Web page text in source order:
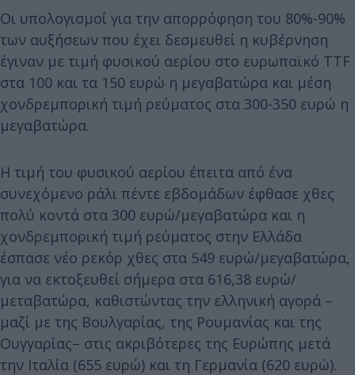
Οι υπολογισμοί για την απορρόφηση του 80%-90%
των αυξήσεων που έχει δεσμευθεί η κυβέρνηση
έγιναν με τιμή φυσικού αερίου στο ευρωπαϊκό ΤΤF
στα 100 και τα 150 ευρώ η μεγαβατώρα και μέση
χονδρεμπορική τιμή ρεύματος στα 300-350 ευρώ η
μεγαβατώρα.
Η τιμή του φυσικού αερίου έπειτα από ένα
συνεχόμενο ράλι πέντε εβδομάδων έφθασε χθες
πολύ κοντά στα 300 ευρώ/μεγαβατώρα και η
χονδρεμπορική τιμή ρεύματος στην Ελλάδα
έσπασε νέο ρεκόρ χθες στα 549 ευρώ/μεγαβατώρα,
για να εκτοξευθεί σήμερα στα 616,38 ευρώ/
μεταβατώρα, καθιστώντας την ελληνική αγορά –
μαζί με της Βουλγαρίας, της Ρουμανίας και της
Ουγγαρίας– στις ακριβότερες της Ευρώπης μετά
την Ιταλία (655 ευρώ) και τη Γερμανία (620 ευρώ).